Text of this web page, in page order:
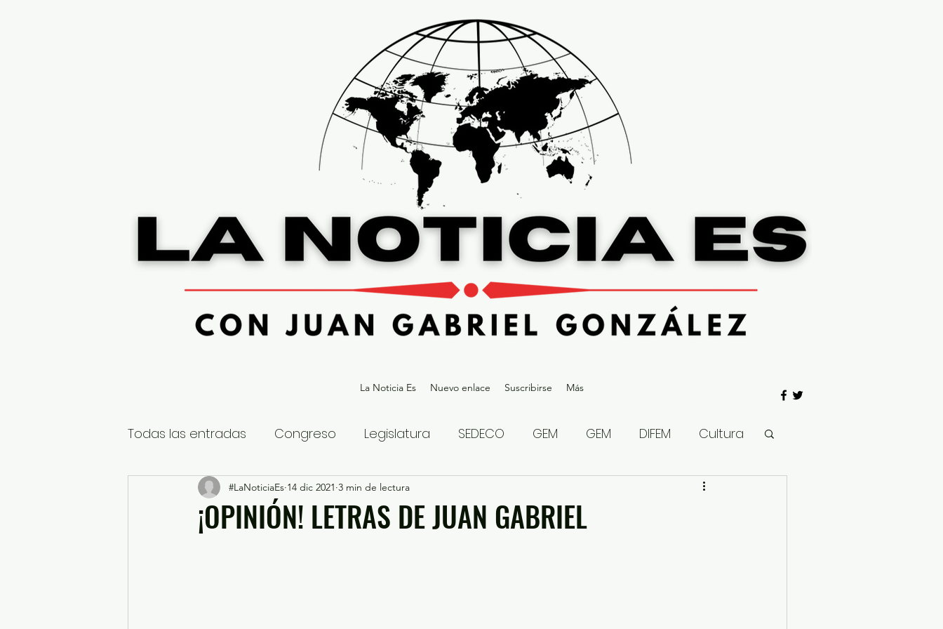
La Noticia Es Nuevo enlace Suscribirse Más
Todas las entradas Congreso Legislatura SEDECO GEM GEM DIFEM Cultura
Nacional Estatal Gubernatura Edoméx 2023
¡OPINIÓN! LETRAS DE JUAN GABRIEL
#LaNoticiaEs 14 dic 2021 3 min de lectura